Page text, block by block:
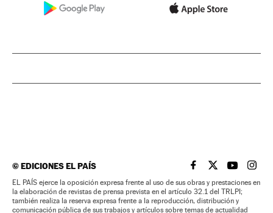
©EDICIONES EL PAÍS EL PAÍS BRASIL EN
EL PAÍSEL PAÍS
EL
EL PAÍS ejerce la oposición expresa frente al uso de sus obras y prestaciones en
la elaboración de revistas de prensa prevista en el artículo 32.1 del TRLPI;
también realiza la reserva expresa frente a la reproducción, distribución y
comunicación pública de sus trabajos y artículos sobre temas de actualidad